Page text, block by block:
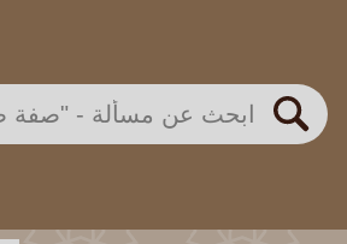
بحث
اللجنة الدائمة